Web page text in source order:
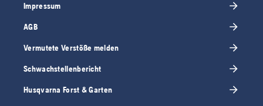
Impressum
AGB
Vermutete Verstöße melden
Schwachstellenbericht
Husqvarna Forst & Garten